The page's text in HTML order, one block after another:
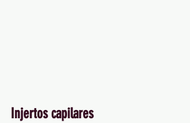
Injertos capilares